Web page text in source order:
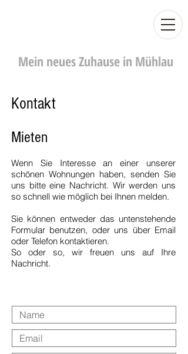
Mein neues Zuhause in Mühlau
Kontakt
Mieten
Wenn Sie Interesse an einer unserer
schönen Wohnungen haben, senden Sie
uns bitte eine Nachricht. Wir werden uns
so schnell wie möglich bei Ihnen melden.
Sie können entweder das untenstehende
Formular benutzen, oder uns über Email
oder Telefon kontaktieren.
So oder so, wir freuen uns auf Ihre
Nachricht.